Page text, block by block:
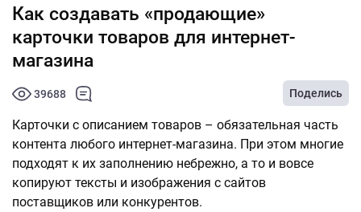
Как создавать «продающие»
карточки товаров для интернет-
магазина
39688 Поделись
Карточки с описанием товаров – обязательная часть
контента любого интернет-магазина. При этом многие
подходят к их заполнению небрежно, а то и вовсе
копируют тексты и изображения с сайтов
поставщиков или конкурентов.